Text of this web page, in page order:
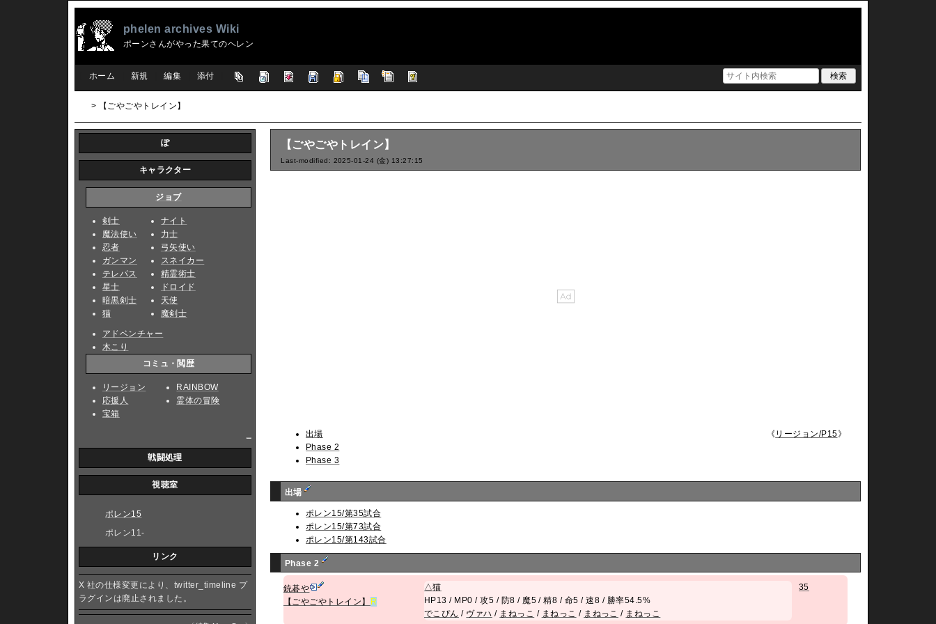
phelen archives Wiki
ポーンさんがやった果てのヘレン
ホーム 新規 編集 添付
> 【ごやごやトレイン】
【ごやごやトレイン】
Last-modified: 2025-01-24 (金) 13:27:15
出場
Phase 2
Phase 3
《リージョン/P15》
出場
ポレン15/第35試合
ポレン15/第73試合
ポレン15/第143試合
Phase 2
銃碁や
【ごやごやトレイン】
R
△猫
HP13 / MP0 / 攻5 / 防8 / 魔5 / 精8 / 命5 / 速8 / 勝率54.5%
でこぴん / ヴァハ / まねっこ / まねっこ / まねっこ / まねっこ
35
ぽ
キャラクター
ジョブ
剣士
魔法使い
忍者
ガンマン
テレパス
星士
暗黒剣士
猫
ナイト
力士
弓矢使い
スネイカー
精霊術士
ドロイド
天使
魔剣士
アドベンチャー
木こり
コミュ・閲歴
リージョン
応援人
宝箱
RAINBOW
霊体の冒険
戦闘処理
視聴室
ポレン15
ポレン11-
リンク
X 社の仕様変更により、twitter_timeline プ
ラグインは廃止されました。